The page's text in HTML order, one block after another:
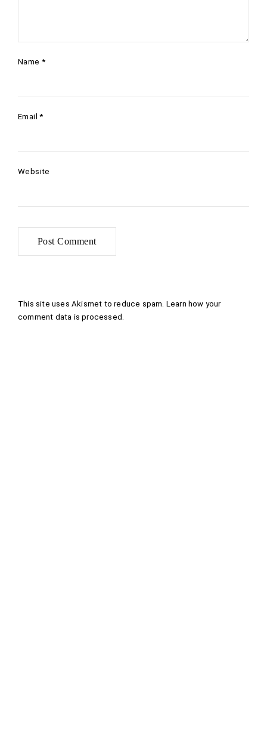
Name *
Email*
Website
This site uses Akismet to reduce spam. Learn how your
comment data is processed .